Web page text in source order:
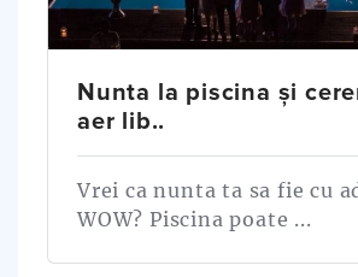
Nunta la piscina și
aer lib..
Vrei ca nunta ta sa fie cu
WOW? Piscina poate ...